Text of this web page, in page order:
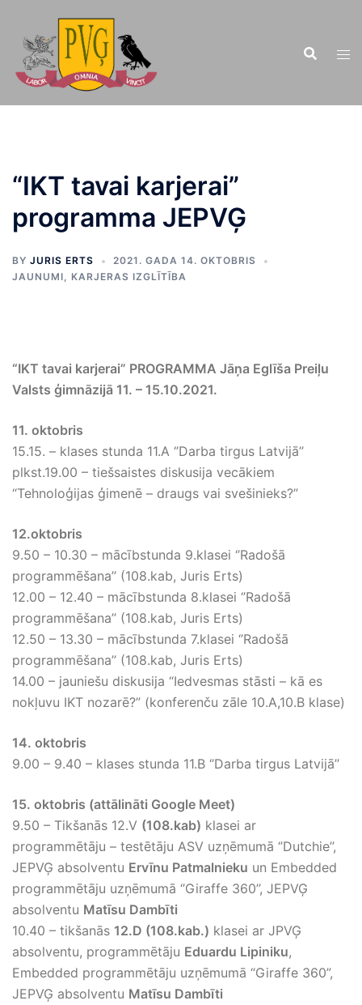
saturu
“IKT tavai karjerai”
programma JEPVĢ
BY JURIS ERTS
2021. GADA 14. OKTOBRIS
JAUNUMI, KARJERAS IZGLĪTĪBA
“IKT tavai karjerai” PROGRAMMA Jāņa Eglīša Preiļu
Valsts ģimnāzijā 11. – 15.10.2021.
11. oktobris
15.15. – klases stunda 11.A ‘’Darba tirgus Latvijā’’
plkst.19.00 – tiešsaistes diskusija vecākiem
“Tehnoloģijas ģimenē – draugs vai svešinieks?”
12.oktobris
9.50 – 10.30 – mācībstunda 9.klasei ‘’Radošā
programmēšana’’ (108.kab, Juris Erts)
12.00 – 12.40 – mācībstunda 8.klasei ‘’Radošā
programmēšana’’ (108.kab, Juris Erts)
12.50 – 13.30 – mācībstunda 7.klasei ‘’Radošā
programmēšana’’ (108.kab, Juris Erts)
14.00 – jauniešu diskusija “Iedvesmas stāsti – kā es
nokļuvu IKT nozarē?” (konferenču zāle 10.A,10.B klase)
14. oktobris
9.00 – 9.40 – klases stunda 11.B ‘’Darba tirgus Latvijā’’
15. oktobris (attālināti Google Meet)
9.50 – Tikšanās 12.V (108.kab) klasei ar
programmētāju – testētāju ASV uzņēmumā ‘’Dutchie’’,
JEPVĢ absolventu Ervīnu Patmalnieku un Embedded
programmētāju uzņēmumā ‘’Giraffe 360’’, JEPVĢ
absolventu Matīsu Dambīti
10.40 – tikšanās 12.D (108.kab.) klasei ar JPVĢ
absolventu, programmētāju Eduardu Lipiniku,
Embedded programmētāju uzņēmumā “Giraffe 360”,
JEPVĢ absolventu Matīsu Dambīti